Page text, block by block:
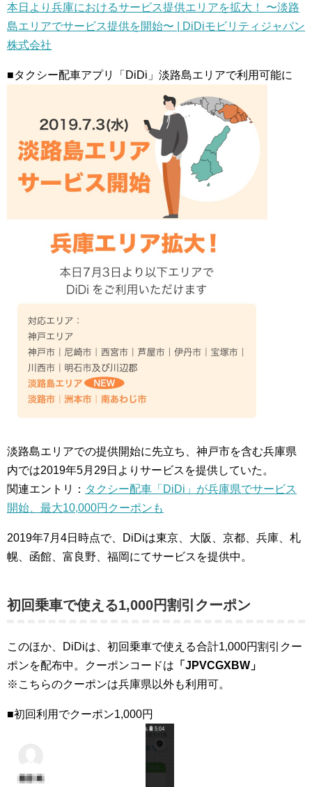
本日より兵庫におけるサービス提供エリアを拡大！ 〜淡路
島エリアでサービス提供を開始〜 | DiDiモビリティジャパン
株式会社
■タクシー配車アプリ「DiDi」淡路島エリアで利用可能に
淡路島エリアでの提供開始に先立ち、神戸市を含む兵庫県
内では2019年5月29日よりサービスを提供していた。
関連エントリ： タクシー配車「DiDi」が兵庫県でサービス
開始、最大10,000円クーポンも
2019年7月4日時点で、DiDiは東京、大阪、京都、兵庫、札
幌、函館、富良野、福岡にてサービスを提供中。
初回乗車で使える1,000円割引クーポン
このほか、DiDiは、初回乗車で使える合計1,000円割引クー
ポンを配布中。クーポンコードは 「JPVCGXBW」
※こちらのクーポンは兵庫県以外も利用可。
■初回利用でクーポン1,000円